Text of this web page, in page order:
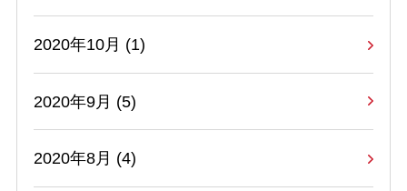
2020年10月 (1)
2020年9月 (5)
2020年8月 (4)